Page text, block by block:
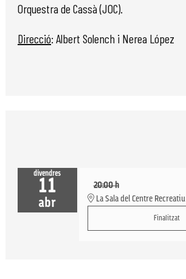
Orquestra de Cassà (JOC).
Direcció: Albert Solench i Nerea López
divendres
11
abr
20:00 h
La Sala del Centre Recreatiu
Finalitzat